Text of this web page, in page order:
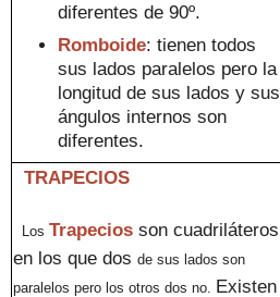
diferentes de 90º.
Romboide: tienentodos
sus lados paralelos pero la
longitud de sus ladosysus
ángulos internos son
diferentes.
TRAPECIOS
Los Trapecios son cuadriláteros
en los que dos de sus lados son
para lelos pero los otros dos no. Existen